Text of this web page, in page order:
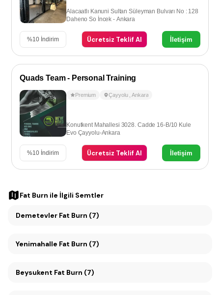
Alacaatlı Kanuni Sultan Süleyman Bulvarı No : 128
Daheno So İncek - Ankara
%10 İndirim Ücretsiz Teklif Al İletişim
Quads Team - Personal Training
Premium Çayyolu ,Ankara
Konutkent Mahallesi 3028. Cadde 16-B/10 Kule
Evo Çayyolu-Ankara
%10 İndirim Ücretsiz Teklif Al İletişim
Fat Burn ile İlgili Semtler
Demetevler Fat Burn (7)
Yenimahalle Fat Burn (7)
Beysukent Fat Burn (7)